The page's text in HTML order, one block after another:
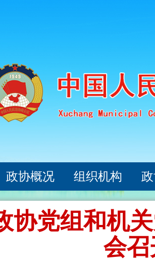
政协概况 组织机构
协党组和机
会